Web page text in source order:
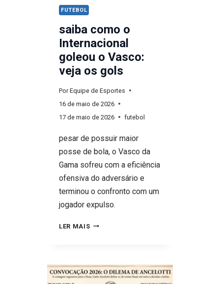
FUTEBOL
saiba como o
Internacional
goleou o Vasco:
veja os gols
Por Equipe de Esportes
16 de maio de 2026
17 de maio de 2026
futebol
pesar de possuir maior
posse de bola, o Vasco da
Gama sofreu com a eficiência
ofensiva do adversário e
terminou o confronto com um
jogador expulso.
LER MAISSAIBA
INTERNACIONAL
GOLEOU